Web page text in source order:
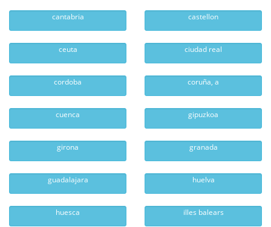
cantabria castellon
ceuta ciudad real
cordoba coruña, a
cuenca gipuzkoa
girona granada
guadalajara huelva
huesca illes balears